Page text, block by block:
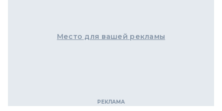
Место для вашей рекламы